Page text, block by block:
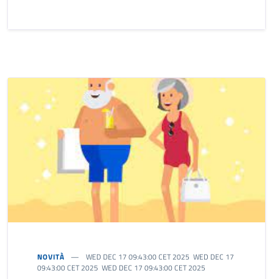
NOVITÀ
WED DEC 17 09:43:00 CET 2025 WED DEC 17
09:43:00 CET 2025 WED DEC 17 09:43:00 CET 2025